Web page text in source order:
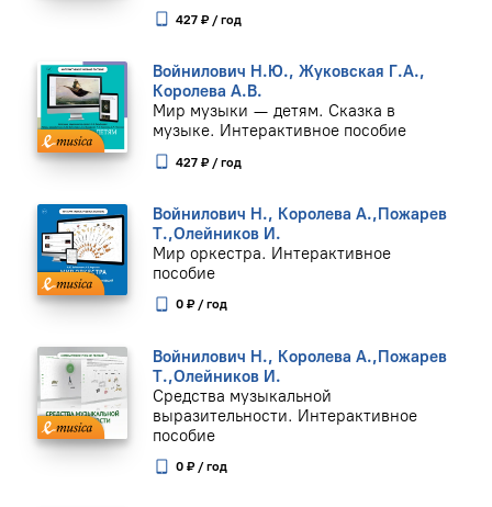
427 ₽ / год
Войнилович Н.Ю., Жуковская Г.А.,
Королева А.В.
Мир музыки — детям. Сказка в
музыке. Интерактивное пособие
427 ₽ / год
Войнилович Н., Королева А.,Пожарев
Т.,Олейников И.
Мир оркестра. Интерактивное
пособие
0 ₽ / год
Войнилович Н., Королева А.,Пожарев
Т.,Олейников И.
Средства музыкальной
выразительности. Интерактивное
пособие
0 ₽ / год